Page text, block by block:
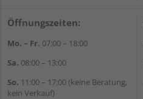
Öffnungszeiten:
Mo. – Fr. 07:00 – 18:00
Sa. 08:00 – 13:00
So. 11:00 – 17:00 (keine Beratung,
kein Verkauf)